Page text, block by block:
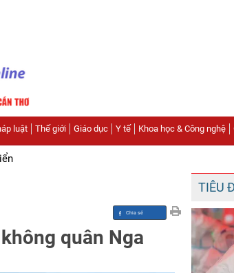
luật Thế giới Giáo dục Y tế Khoa học & Công nghệ
quân Nga
TIÊU